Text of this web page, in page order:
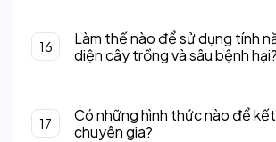
16
Làm thế nào để sử dụng tính
diện cây trồng và sâu bệnh hại?
17
Có những hình thức nào để
chuyên gia?